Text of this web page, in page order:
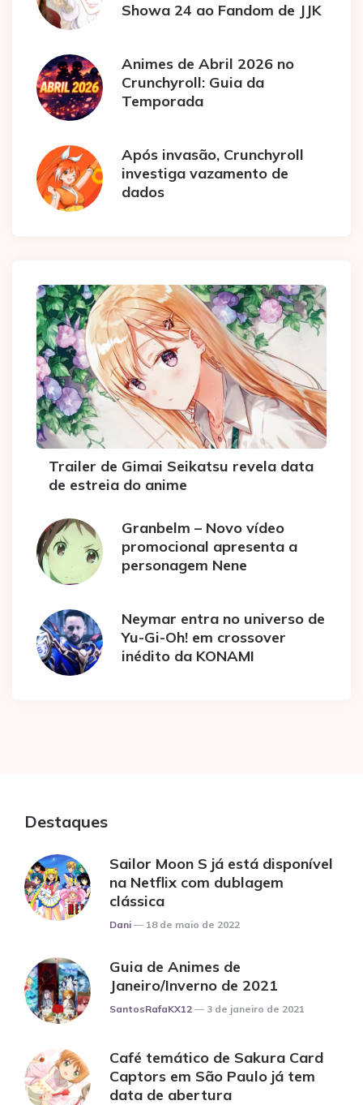
Showa 24 ao Fandom de JJK
Animes de Abril 2026 no
Crunchyroll: Guia da
Temporada
Após invasão, Crunchyroll
investiga vazamento de
dados
Trailer de Gimai Seikatsu revela data
de estreia do anime
Granbelm – Novo vídeo
promocional apresenta a
personagem Nene
Neymar entra no universo de
Yu-Gi-Oh! em crossover
inédito da KONAMI
Destaques
Sailor Moon S já está disponível
na Netflix com dublagem
clássica
Posted
Dani 18 de maio de 2022
Guia de Animes de
Janeiro/Inverno de 2021
Posted
SantosRafaKX12 3 de janeiro de 2021
Café temático de Sakura Card
Captors em São Paulo já tem
data de abertura